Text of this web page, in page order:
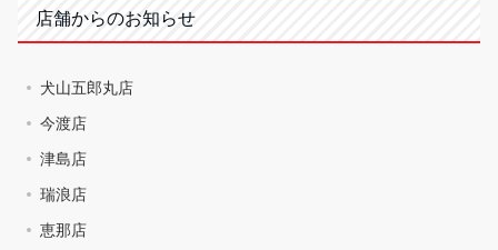
店舗からのお知らせ
犬山五郎丸店
今渡店
津島店
瑞浪店
恵那店